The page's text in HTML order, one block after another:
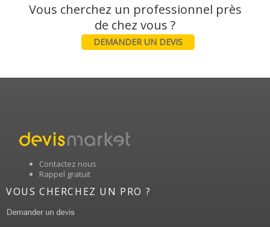
Vous cherchez un professionnel près
DEMANDER UN DEVIS
Contactez nous
Rappel gratuit
VOUS CHERCHEZ UN PRO ?